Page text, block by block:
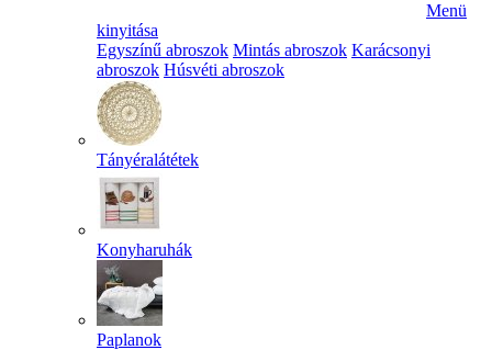
Menü
kinyitása
Egyszínű abroszok Mintás abroszok Karácsonyi
abroszok Húsvéti abroszok
Tányéralátétek
Konyharuhák
Paplanok